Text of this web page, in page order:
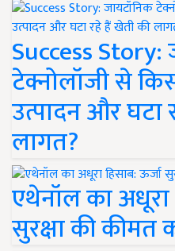
Success Story:
टेक्नोलॉजी से
उत्पादन और घटा
लागत?
एथेनॉल का अधूरा
सुरक्षा की कीमत